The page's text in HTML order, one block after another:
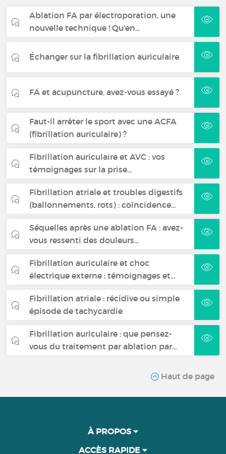
Ablation FA par électroporation, une
nouvelle technique ! Qu'en…
Échanger sur la fibrillation auriculaire
FA et acupuncture, avez-vous essayé ?
Faut-il arrêter le sport avec une ACFA
(fibrillation auriculaire) ?
Fibrillation auriculaire et AVC : vos
témoignages sur la prise…
Fibrillation atriale et troubles digestifs
(ballonnements, rots) : coïncidence…
Séquelles après une ablation FA : avez-
vous ressenti des douleurs…
Fibrillation auriculaire et choc
électrique externe : témoignages et…
Fibrillation atriale : récidive ou simple
épisode de tachycardie
Fibrillation auriculaire : que pensez-
vous du traitement par ablation par…
Haut de page
À PROPOS
ACCÈS RAPIDE